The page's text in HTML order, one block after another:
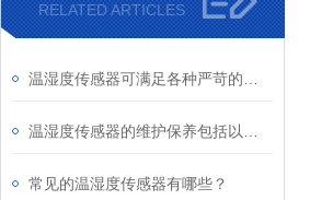
RELATED ARTICLES
常见的温湿度传感器有哪些？